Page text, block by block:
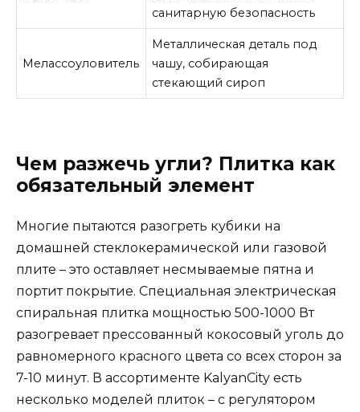
санитарную безопасность
Мелассоуловитель
Металлическая деталь под
чашу, собирающая
стекающий сироп
Чем разжечь угли? Плитка как
обязательный элемент
Многие пытаются разогреть кубики на
домашней стеклокерамической или газовой
плите – это оставляет несмываемые пятна и
портит покрытие. Специальная электрическая
спиральная плитка мощностью 500-1000 Вт
разогревает прессованный кокосовый уголь до
равномерного красного цвета со всех сторон за
7-10 минут. В ассортименте KalyanCity есть
несколько моделей плиток – с регулятором